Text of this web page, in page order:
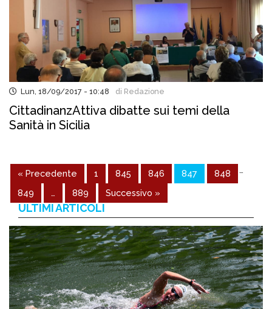
Lun, 18/09/2017 - 10:48 di Redazione
CittadinanzAttiva dibatte sui temi della
Sanità in Sicilia
« Precedente 1 …
845 846 847
848
849
… 889 Successivo »
ULTIMI ARTICOLI